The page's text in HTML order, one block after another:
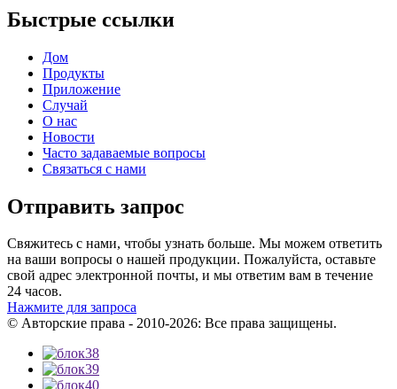
Быстрые ссылки
Дом
Продукты
Приложение
Случай
О нас
Новости
Часто задаваемые вопросы
Связаться с нами
Отправить запрос
Свяжитесь с нами, чтобы узнать больше. Мы можем ответить
на ваши вопросы о нашей продукции. Пожалуйста, оставьте
свой адрес электронной почты, и мы ответим вам в течение
24 часов.
Нажмите для запроса
© Авторские права - 2010-2026: Все права защищены.